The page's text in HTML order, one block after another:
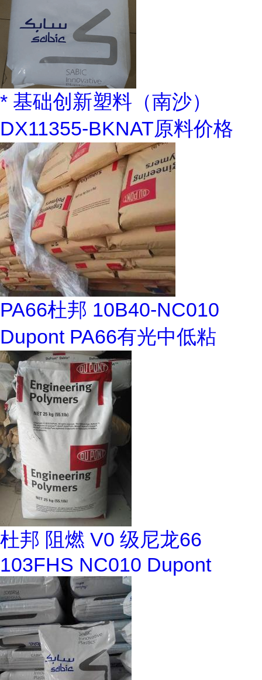
* 基础创新塑料（南沙）
DX11355-BKNAT原料价格
PA66杜邦 10B40-NC010
Dupont PA66有光中低粘
杜邦 阻燃 V0 级尼龙66
103FHS NC010 Dupont